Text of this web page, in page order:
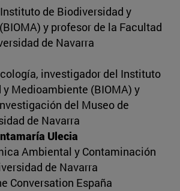
de Biodiversidad y
y profesor de la Facultad
de Navarra
investigador del Instituto
Medioambiente (BIOMA) y
del Museo de
de Navarra
Ulecia
Ambiental y Contaminación
de Navarra
Conversation España